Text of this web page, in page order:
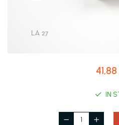
Capiteluri coloane
IN